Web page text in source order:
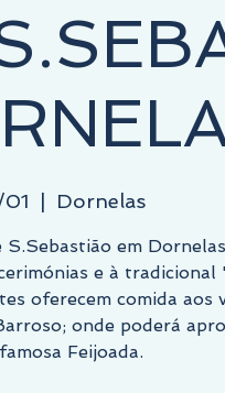
Dornelas
em
e à tradicional
oferecem comida aos
onde poderá